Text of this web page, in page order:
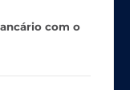
com o